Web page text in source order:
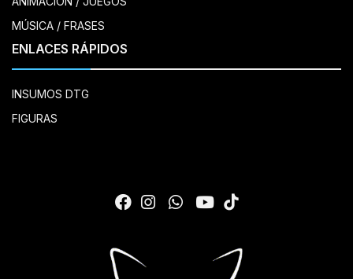
MÚSICA / FRASES
ENLACES RÁPIDOS
INSUMOS DTG
FIGURAS